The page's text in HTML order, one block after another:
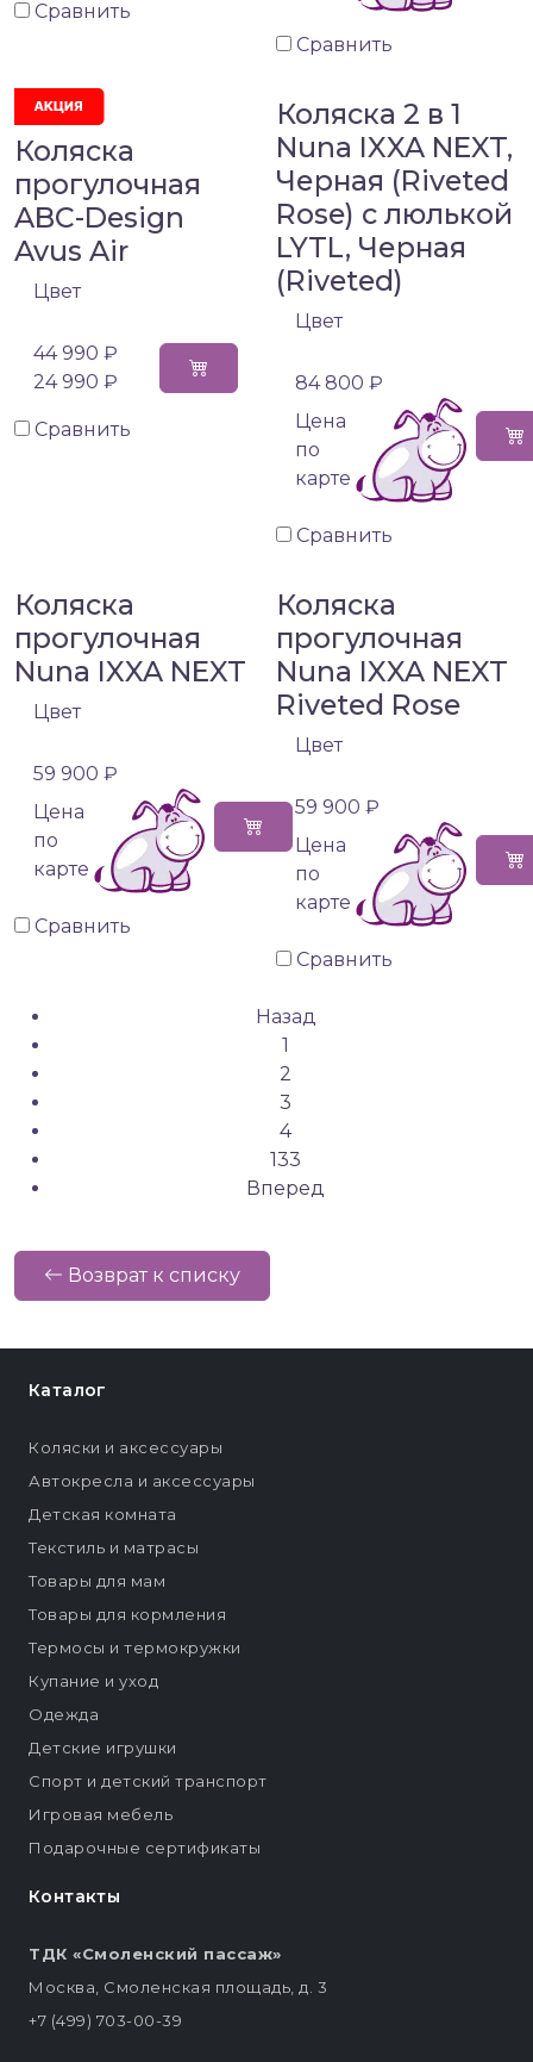
Сравнить
Сравнить
Коляска
прогулочная
ABC-Design
Avus Air
Цвет
44 990 ₽
24 990 ₽
Сравнить
Коляска 2 в 1
Nuna IXXA NEXT,
Черная (Riveted
Rose) с люлькой
LYTL, Черная
(Riveted)
Цвет
84 800 ₽
Цена
по
карте
Сравнить
Коляска
прогулочная
Nuna IXXA NEXT
Цвет
59 900 ₽
Цена
по
карте
Сравнить
Коляска
прогулочная
Nuna IXXA NEXT
Riveted Rose
Цвет
59 900 ₽
Цена
по
карте
Сравнить
Назад
1
2
3
4
133
Вперед
Возврат к списку
Контакты
ТДК «Смоленский пассаж»
Москва, Смоленская площадь, д. 3
+7 (499) 703-00-39
Каталог
Коляски и аксессуары
Автокресла и аксессуары
Детская комната
Текстиль и матрасы
Товары для мам
Товары для кормления
Термосы и термокружки
Купание и уход
Одежда
Детские игрушки
Спорт и детский транспорт
Игровая мебель
Подарочные сертификаты